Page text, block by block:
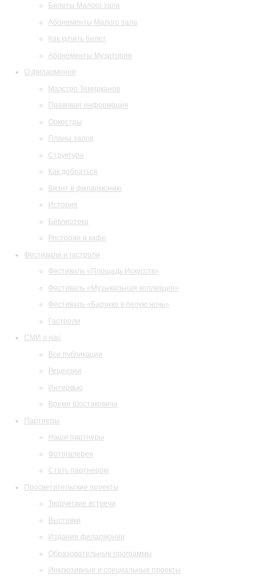
Билеты Малого зала
Абонементы Малого зала
Как купить билет
Абонементы Музитория
О филармонии
Маэстро Темирканов
Правовая информация
Оркестры
Планы залов
Структура
Как добраться
Визит в филармонию
История
Библиотека
Ресторан и кафе
Фестивали и гастроли
Фестиваль «Площадь Искусств»
Фестиваль «Музыкальная коллекция»
Фестиваль «Барокко в белую ночь»
Гастроли
СМИ о нас
Все публикации
Рецензии
Интервью
Время Шостаковича
Партнеры
Наши партнеры
Фотогалерея
Стать партнером
Просветительские проекты
Творческие встречи
Выставки
Издания филармонии
Образовательные программы
Инклюзивные и специальные проекты